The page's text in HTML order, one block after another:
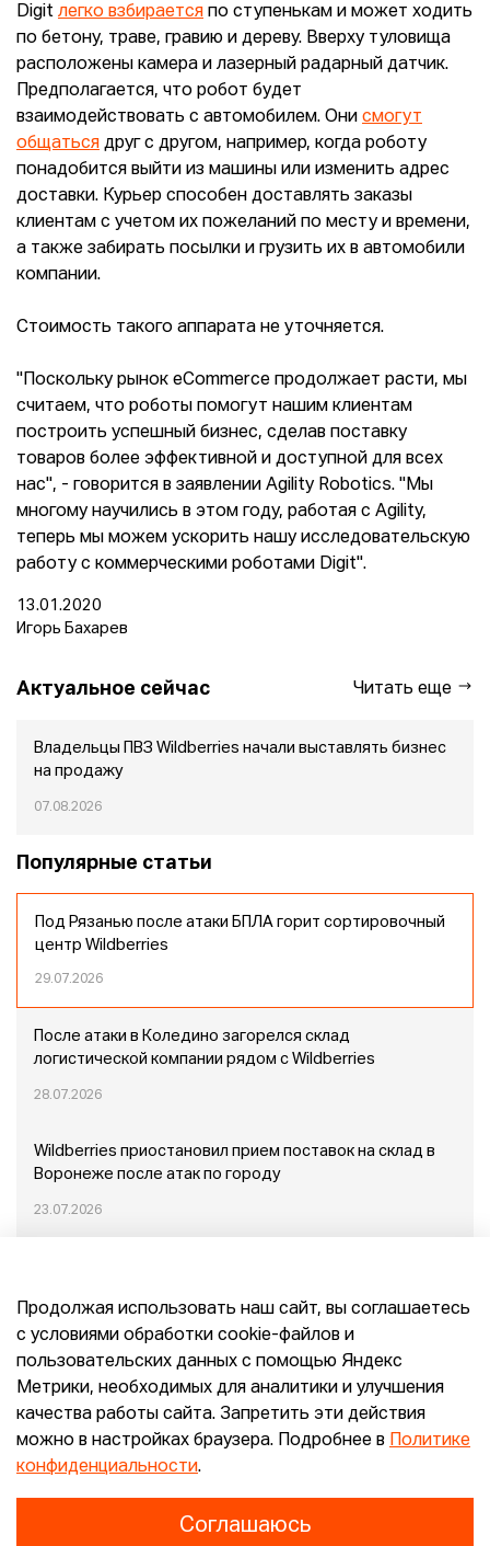
Digit легко взбирается по ступенькам и может ходить
по бетону, траве, гравию и дереву. Вверху туловища
расположены камера и лазерный радарный датчик.
Предполагается, что робот будет
взаимодействовать с автомобилем. Они смогут
общаться друг с другом, например, когда роботу
понадобится выйти из машины или изменить адрес
доставки. Курьер способен доставлять заказы
клиентам с учетом их пожеланий по месту и времени,
а также забирать посылки и грузить их в автомобили
компании.
Стоимость такого аппарата не уточняется.
"Поскольку рынок eCommerce продолжает расти, мы
считаем, что роботы помогут нашим клиентам
построить успешный бизнес, сделав поставку
товаров более эффективной и доступной для всех
нас", - говорится в заявлении Agility Robotics. "Мы
многому научились в этом году, работая с Agility,
теперь мы можем ускорить нашу исследовательскую
работу с коммерческими роботами Digit".
13.01.2020
Игорь Бахарев
Актуальное сейчас Читать еще
Владельцы ПВЗ Wildberries начали выставлять бизнес
на продажу
07.08.2026
Популярные статьи
Под Рязанью после атаки БПЛА горит сортировочный
центр Wildberries
29.07.2026
После атаки в Коледино загорелся склад
логистической компании рядом с Wildberries
28.07.2026
Wildberries приостановил прием поставок на склад в
Воронеже после атак по городу
23.07.2026
Конец эпохи маркетплейсов: прогнозы сооснователя
Mr.Doors Максима Валецкого
26.06.2026
КонфиденциальностьСогласие
Продолжая использовать наш сайт, вы соглашаетесь
с условиями обработки cookie-файлов и
пользовательских данных с помощью Яндекс
Метрики, необходимых для аналитики и улучшения
качества работы сайта. Запретить эти действия
можно в настройках браузера. Подробнее в
Политике
конфиденциальности.
Соглашаюсь